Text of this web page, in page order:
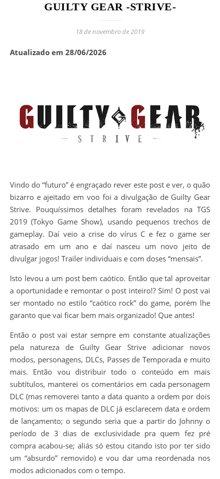
GUILTY GEAR -STRIVE-
18 de novembro de 2019
Atualizado em 28/06/2026
Vindo do “futuro” é engraçado rever este post e ver, o quão
bizarro e ajeitado em voo foi a divulgação de Guilty Gear
Strive. Pouquíssimos detalhes foram revelados na TGS
2019 (Tokyo Game Show), usando pequenos trechos de
gameplay. Daí veio a crise do vírus C e fez o game ser
atrasado em um ano e daí nasceu um novo jeito de
divulgar jogos! Trailer individuais e com doses “mensais”.
Isto levou a um post bem caótico. Então que tal aproveitar
a oportunidade e remontar o post inteiro!? Sim! O post vai
ser montado no estilo “caótico rock” do game, porém lhe
garanto que vai ficar bem mais organizado! Que antes!
Então o post vai estar sempre em constante atualizações
pela natureza de Guilty Gear Strive adicionar novos
modos, personagens, DLCs, Passes de Temporada e muito
mais. Então vou distribuir todo o conteúdo em mais
subtítulos, manterei os comentários em cada personagem
DLC (mas removerei tanto a data quanto a ordem por dois
motivos: um os mapas de DLC já esclarecem data e ordem
de lançamento; o segundo seria que a partir do Johnny o
período de 3 dias de exclusividade pra quem fez pré
compra acabou-se; aliás só estou citando isto por ter sido
um “absurdo” removido) e vou dar uma reordenada nos
modos adicionados com o tempo.